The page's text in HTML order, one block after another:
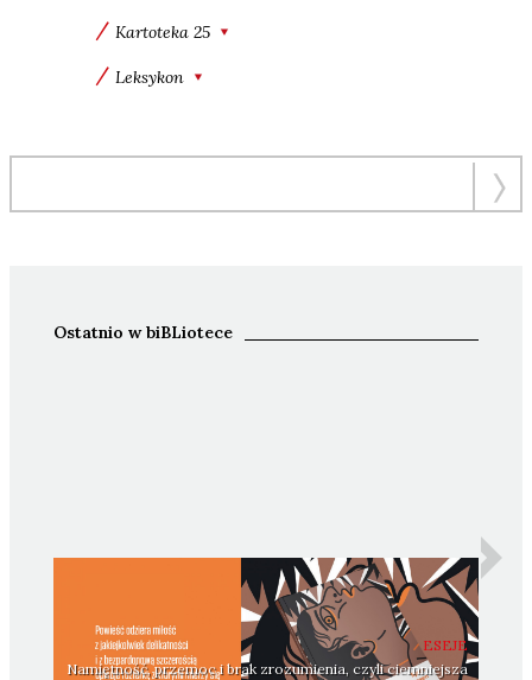
Kartoteka 25
Leksykon
Ostatnio w biBLiotece
ESEJE
Namiętność, przemoc i brak zrozumienia, czyli ciemniejsza